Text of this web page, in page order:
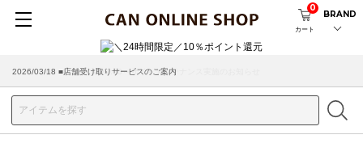
カート
0
BRAND
2026/08/04 ■8/13(木)AM2:00～サイトメンテナンス実施のお知らせ
2026/03/18 ■店舗受け取りサービスのご案内